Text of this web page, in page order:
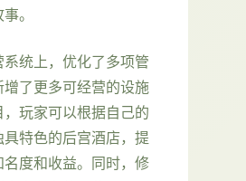
。
统上，优化了多项管
了更多可经营的设施
玩家可以根据自己的
特色的后宫酒店，提
度和收益。同时，修